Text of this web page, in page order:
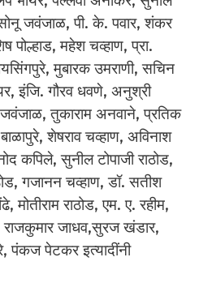
जवंजाळ, पी. के. पवार, शंकर
महेश चव्हाण, प्रा.
मुबारक उमराणी, सचिन
इंजि. गौरव धवणे, अनुश्री
तुकाराम अनवाने, प्रतिक
शेषराव चव्हाण, अविनाश
कपिले, सुनील टोपाजी राठोड,
गजानन चव्हाण, डॉ. सतीश
राठोड, एम. ए. रहीम,
जाधव,सुरज खंडार,
पंकज पेटकर इत्यादींनी